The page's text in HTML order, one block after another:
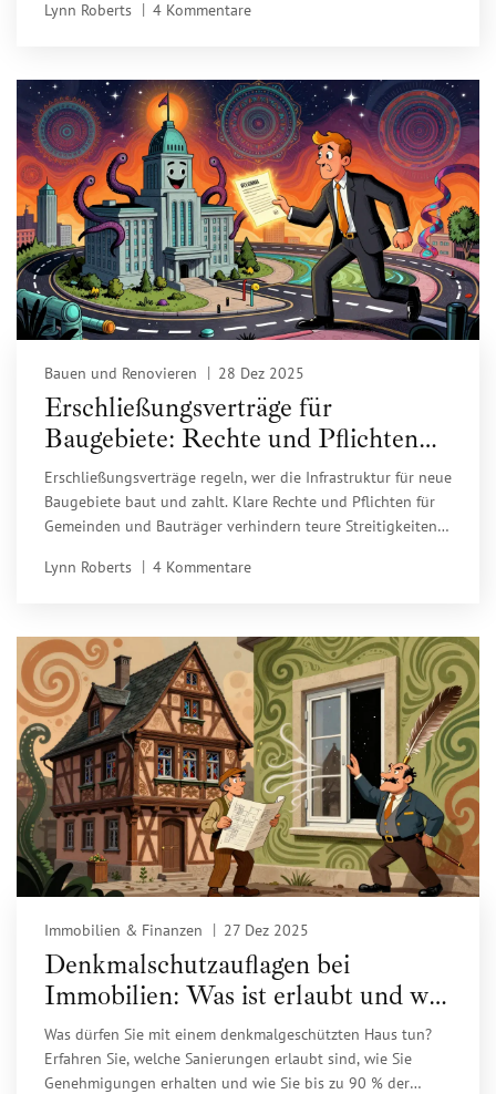
Lynn Roberts
4 Kommentare
Bauen und Renovieren 28 Dez 2025
Erschließungsverträge für
Baugebiete: Rechte und Pflichten
klar erklärt
Erschließungsverträge regeln, wer die Infrastruktur für neue
Baugebiete baut und zahlt. Klare Rechte und Pflichten für
Gemeinden und Bauträger verhindern teure Streitigkeiten
Lynn Roberts
4 Kommentare
Immobilien & Finanzen 27 Dez 2025
Denkmalschutzauflagen bei
Immobilien: Was ist erlaubt und was
nicht?
Was dürfen Sie mit einem denkmalgeschützten Haus tun?
Erfahren Sie, welche Sanierungen erlaubt sind, wie Sie
Genehmigungen erhalten und wie Sie bis zu 90 % der